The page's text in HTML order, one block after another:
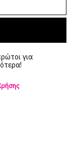
για